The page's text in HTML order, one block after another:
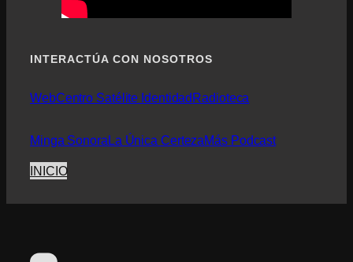
INTERACTÚA CON NOSOTROS
WebCentro Satélite IdentidadRadioteca
Minga Sonora La Única CertezaMás Podcast
INICIO